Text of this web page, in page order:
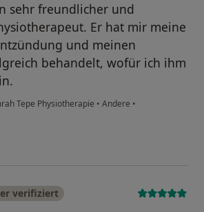
sehr freundlicher und
Er hat mir meine
und meinen
behandelt, wofür ich ihm
Tepe Physiotherapie • Andere •
verifiziert